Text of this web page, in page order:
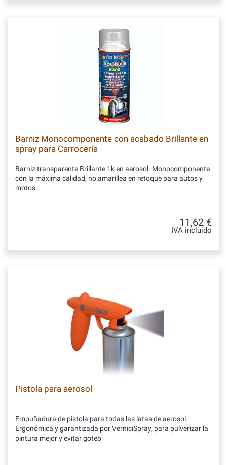
Barniz Monocomponente con acabado Brillante en
spray para Carrocería
Barniz transparente Brillante 1k en aerosol. Monocomponente
con la máxima calidad, no amarillea en retoque para autos y
motos
11,62 €
IVA incluido
Pistola para aerosol
Empuñadura de pistola para todas las latas de aerosol.
Ergonómica y garantizada por VerniciSpray, para pulverizar la
pintura mejor y evitar goteo